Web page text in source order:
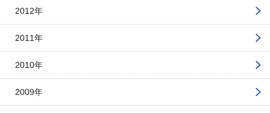
2012年
2011年
2010年
2009年